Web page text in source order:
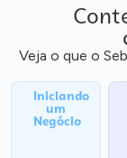
Veja o que o
Iniciando
um
Negócio